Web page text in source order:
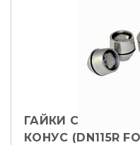
ГАЙКИ СЕКРЕТНІ
КОНУС (DN115R